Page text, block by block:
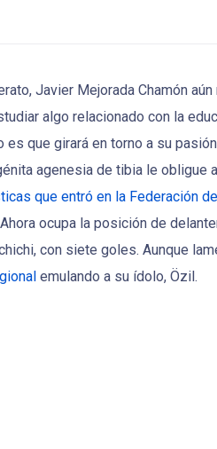
Javier Mejorada Chamón
algo relacionado con la
que girará en torno a su
agenesia de tibia le obligue
que entró en la Federación
ocupa la posición de
con siete goles. Aunque
emulando a su ídolo, Özil.